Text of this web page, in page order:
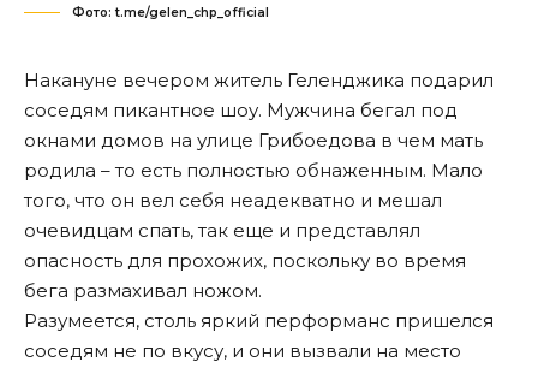
Фото: t.me/gelen_chp_official
Накануне вечером житель Геленджика подарил
соседям пикантное шоу. Мужчина бегал под
окнами домов на улице Грибоедова в чем мать
родила – то есть полностью обнаженным. Мало
того, что он вел себя неадекватно и мешал
очевидцам спать, так еще и представлял
опасность для прохожих, поскольку во время
бега размахивал ножом.
Разумеется, столь яркий перформанс пришелся
соседям не по вкусу, и они вызвали на место